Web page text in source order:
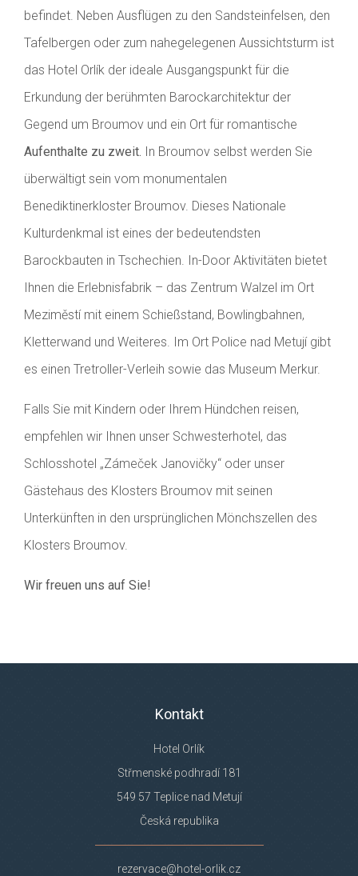
befindet. Neben Ausflügen zu den Sandsteinfelsen, den
Tafelbergen oder zum nahegelegenen Aussichtsturm ist
das Hotel Orlík der ideale Ausgangspunkt für die
Erkundung der berühmten Barockarchitektur der
Gegend um Broumov und ein Ort für romantische
Aufenthalte zu zweit. In Broumov selbst werden Sie
überwältigt sein vom monumentalen
Benediktinerkloster Broumov. Dieses Nationale
Kulturdenkmal ist eines der bedeutendsten
Barockbauten in Tschechien. In-Door Aktivitäten bietet
Ihnen die Erlebnisfabrik – das Zentrum Walzel im Ort
Meziměstí mit einem Schießstand, Bowlingbahnen,
Kletterwand und Weiteres. Im Ort Police nad Metují gibt
es einen Tretroller-Verleih sowie das Museum Merkur.
Falls Sie mit Kindern oder Ihrem Hündchen reisen,
empfehlen wir Ihnen unser Schwesterhotel, das
Schlosshotel „Zámeček Janovičky“ oder unser
Gästehaus des Klosters Broumov mit seinen
Unterkünften in den ursprünglichen Mönchszellen des
Klosters Broumov.
Wir freuen uns auf Sie!
Kontakt
Hotel Orlík
Střmenské podhradí 181
549 57 Teplice nad Metují
Česká republika
rezervace@hotel-orlik.cz